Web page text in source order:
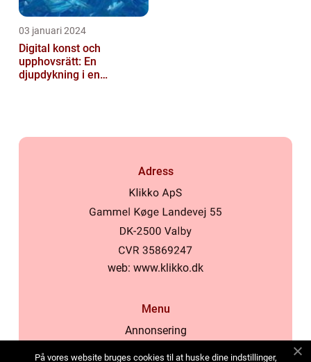
03 januari 2024
Digital konst och
upphovsrätt: En
djupdykning i en
Adress
web: www.klikko.dk
Menu
Annonsering
På vores website bruges cookies til at huske dine indstillinger,